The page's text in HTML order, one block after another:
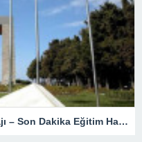
Bakan Özer’den Çanakkale mesajı – Son Dakika Eğitim Haberleri